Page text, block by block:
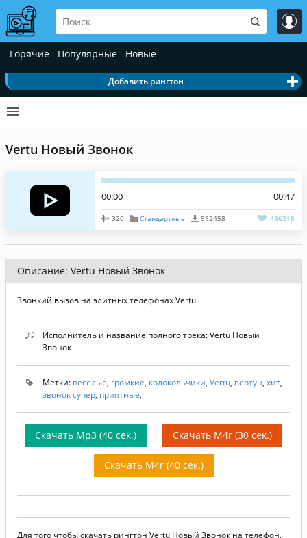
Горячие Популярные Новые
Добавить рингтон
Vertu Новый Звонок
00:00 00:47
320 Стандартные 992458 486318
Описание: Vertu Новый Звонок
Звонкий вызов на элитных телефонах Vertu
Исполнитель и название полного трека: Vertu Новый
Звонок
Метки: веселые, громкие, колокольчики, Vertu, вертун, хит,
звонок супер, приятные,
Скачать Mp3 (40 сек.) Скачать M4r (30 сек.)
Скачать M4r (40 сек.)
Для того чтобы скачать рингтон Vertu Новый Звонок на телефон,